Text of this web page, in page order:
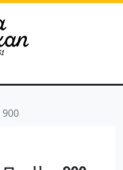
900